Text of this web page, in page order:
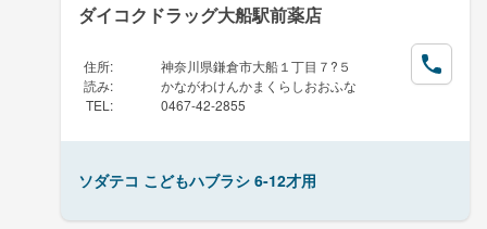
ダイコクドラッグ大船駅前薬店
住所:
神奈川県鎌倉市大船１丁目７?５
読み:
かながわけんかまくらしおおふな
TEL : 0467-42-2855
ソダテコ こどもハブラシ 6-12才用